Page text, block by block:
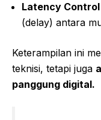
Latency Control
(delay) antara
Keterampilan ini
teknisi, tetapi juga
panggung digital.